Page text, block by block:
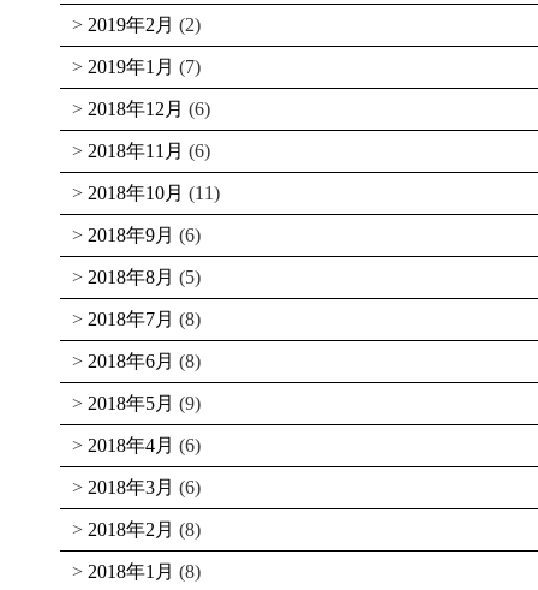
2019年2月 (2)
2019年1月 (7)
2018年12月 (6)
2018年11月 (6)
2018年10月 (11)
2018年9月 (6)
2018年8月 (5)
2018年7月 (8)
2018年6月 (8)
2018年5月 (9)
2018年4月 (6)
2018年3月 (6)
2018年2月 (8)
2018年1月 (8)